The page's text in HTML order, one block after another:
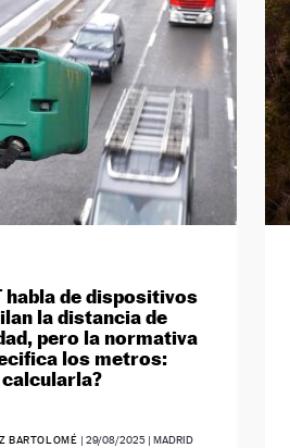
habla de dispositivos
la distancia de
pero la normativa
los metros:
BARTOLOMÉ | 29/08/2025| MADRID